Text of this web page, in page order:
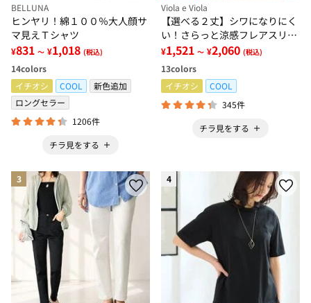
BELLUNA
ヒンヤリ！綿１００％大人顔サ
マ見えＴシャツ
¥831 ～ ¥1,018 (税込)
14colors
イチオシ
COOL
新色追加
ロングセラー
1206件
チラ見をする
Viola e Viola
【選べる２丈】シワになりにく
い！さらっと涼感フレアスリー
ブブラウス
¥1,521 ～ ¥2,060 (税込)
13colors
イチオシ
COOL
345件
チラ見をする
3 4